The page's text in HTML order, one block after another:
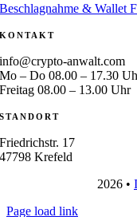
Beschlagnahme & Wallet
KONTAKT
info@crypto-anwalt.com
Mo – Do 08.00 – 17.30
Freitag 08.00 – 13.00 Uhr
STANDORT
Friedrichstr. 17
47798 Krefeld
2026 •
Page load link